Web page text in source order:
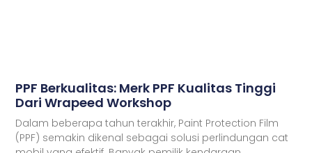
PPF Berkualitas: Merk PPF Kualitas Tinggi
Dari Wrapeed Workshop
Dalam beberapa tahun terakhir, Paint Protection Film
(PPF) semakin dikenal sebagai solusi perlindungan cat